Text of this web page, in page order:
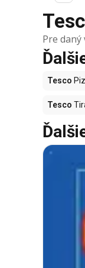
Pre daný
Tesco
Tesco